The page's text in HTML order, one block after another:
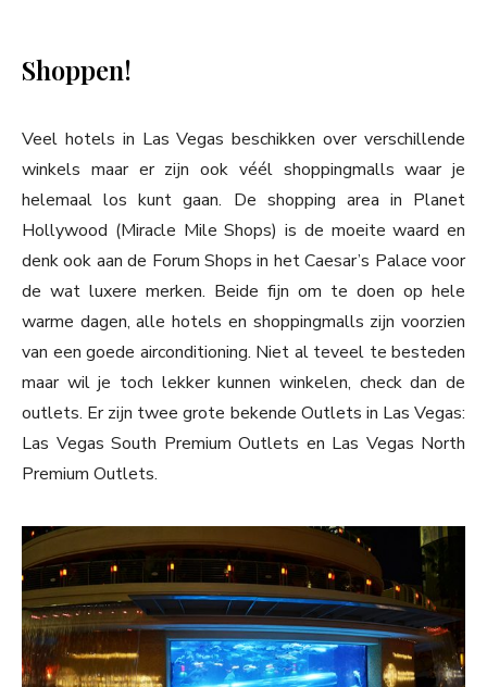
Shoppen!
Veel hotels in Las Vegas beschikken over verschillende
winkels maar er zijn ook véél shoppingmalls waar je
helemaal los kunt gaan. De shopping area in Planet
Hollywood (Miracle Mile Shops) is de moeite waard en
denk ook aan de Forum Shops in het Caesar’s Palace voor
de wat luxere merken. Beide fijn om te doen op hele
warme dagen, alle hotels en shoppingmalls zijn voorzien
van een goede airconditioning. Niet al teveel te besteden
maar wil je toch lekker kunnen winkelen, check dan de
outlets. Er zijn twee grote bekende Outlets in Las Vegas:
Las Vegas South Premium Outlets en Las Vegas North
Premium Outlets.